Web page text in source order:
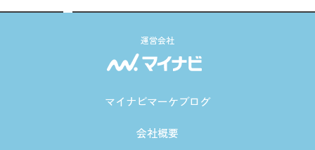
運営会社
マイナビマーケブログ
会社概要